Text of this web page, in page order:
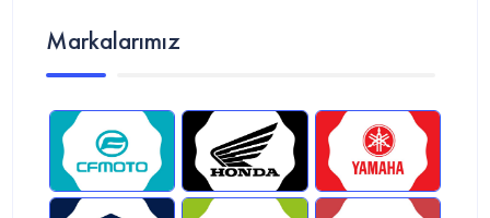
Markalarımız